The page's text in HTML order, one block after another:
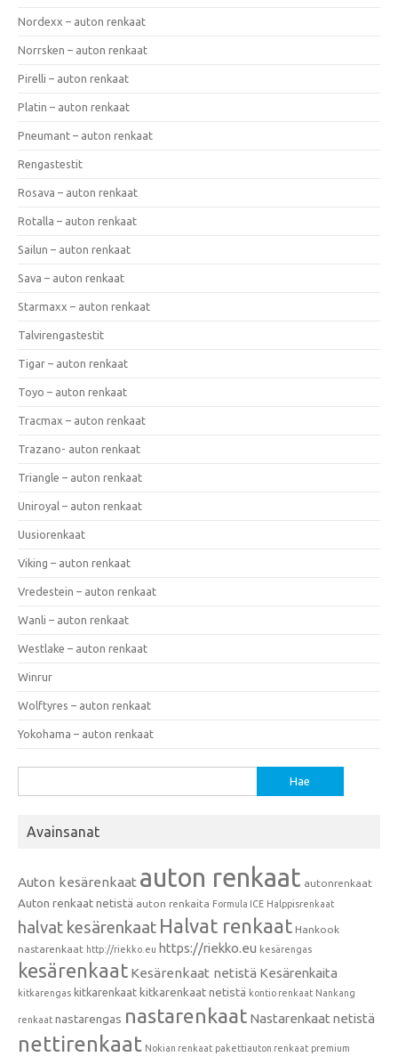
Nordexx – auton renkaat
Norrsken – auton renkaat
Pirelli – auton renkaat
Platin – auton renkaat
Pneumant – auton renkaat
Rengastestit
Rosava – auton renkaat
Rotalla – auton renkaat
Sailun – auton renkaat
Sava – auton renkaat
Starmaxx – auton renkaat
Talvirengastestit
Tigar – auton renkaat
Toyo – auton renkaat
Tracmax – auton renkaat
Trazano- auton renkaat
Triangle – auton renkaat
Uniroyal – auton renkaat
Uusiorenkaat
Viking – auton renkaat
Vredestein – auton renkaat
Wanli – auton renkaat
Westlake – auton renkaat
Winrur
Wolftyres – auton renkaat
Yokohama – auton renkaat
Avainsanat
Auton kesärenkaat auton renkaat autonrenkaat
Auton renkaat netistä auton renkaita Formula ICE Halppisrenkaat
halvat kesärenkaat Halvat renkaat Hankook
nastarenkaat http://riekko.eu https://riekko.eu kesärengas
kesärenkaat Kesärenkaat netistä Kesärenkaita
kitkarengas kitkarenkaat kitkarenkaat netistä kontio renkaat Nankang
renkaat nastarengas nastarenkaat Nastarenkaat netistä
nettirenkaat Nokian renkaat pakettiauton renkaat premium